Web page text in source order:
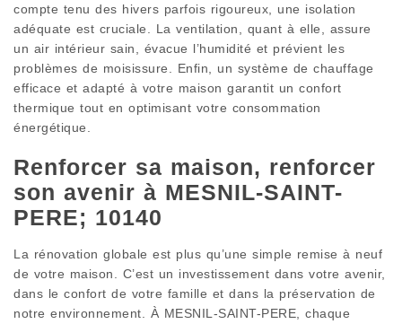
compte tenu des hivers parfois rigoureux, une isolation
adéquate est cruciale. La ventilation, quant à elle, assure
un air intérieur sain, évacue l’humidité et prévient les
problèmes de moisissure. Enfin, un système de chauffage
efficace et adapté à votre maison garantit un confort
thermique tout en optimisant votre consommation
énergétique.
Renforcer sa maison, renforcer
son avenir à MESNIL-SAINT-
PERE; 10140
La rénovation globale est plus qu’une simple remise à neuf
de votre maison. C’est un investissement dans votre avenir,
dans le confort de votre famille et dans la préservation de
notre environnement. À MESNIL-SAINT-PERE, chaque